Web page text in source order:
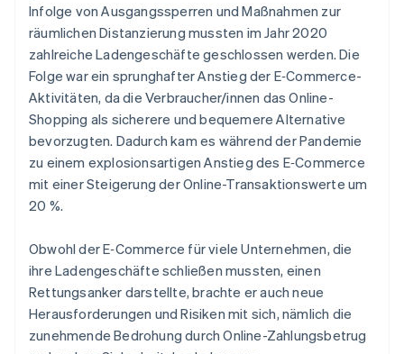
Infolge von Ausgangssperren und Maßnahmen zur
räumlichen Distanzierung mussten im Jahr 2020
zahlreiche Ladengeschäfte geschlossen werden. Die
Folge war ein sprunghafter Anstieg der E‑Commerce-
Aktivitäten, da die Verbraucher/innen das Online-
Shopping als sicherere und bequemere Alternative
bevorzugten. Dadurch kam es während der Pandemie
zu einem explosionsartigen Anstieg des E‑Commerce
mit einer Steigerung der Online-Transaktionswerte um
20 %.
Obwohl der E‑Commerce für viele Unternehmen, die
ihre Ladengeschäfte schließen mussten, einen
Rettungsanker darstellte, brachte er auch neue
Herausforderungen und Risiken mit sich, nämlich die
zunehmende Bedrohung durch Online-Zahlungsbetrug